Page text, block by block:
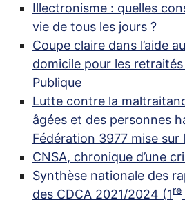
Illectronisme : quelles
vie de tous les jours ?
Coupe claire dans l’aide
domicile pour les
Publique
Lutte contre la
âgées et des personnes
Fédération 3977 mise sur
CNSA, chronique d’une
Synthèse nationale des
des CDCA 2021/2024 (1re